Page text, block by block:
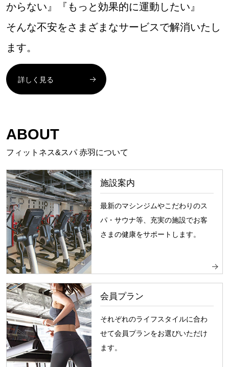
からない』『もっと効果的に運動したい』
そんな不安をさまざまなサービスで解消いたし
ます。
詳しく見る
ABOUT
フィットネス&スパ 赤羽について
施設案内
最新のマシンジムやこだわりのス
パ・サウナ等、充実の施設でお客
さまの健康をサポートします。
会員プラン
それぞれのライフスタイルに合わ
せて会員プランをお選びいただけ
ます。